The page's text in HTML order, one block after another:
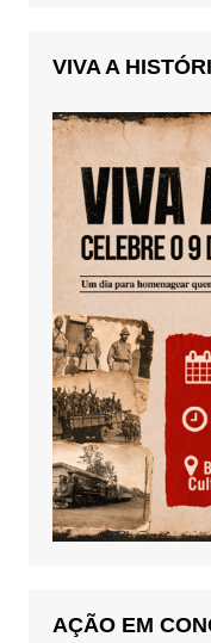
VIVA A
AÇÃO EM